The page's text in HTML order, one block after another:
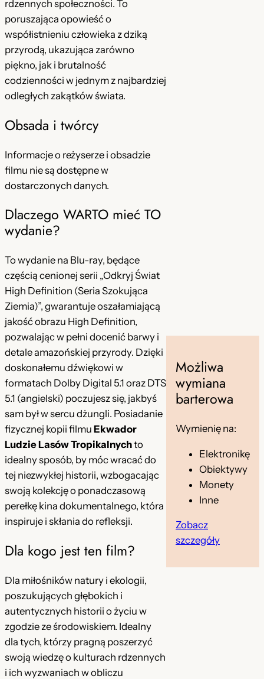
rdzennych społeczności. To
poruszająca opowieść o
współistnieniu człowieka z dziką
przyrodą, ukazująca zarówno
piękno, jak i brutalność
codzienności w jednym z najbardziej
odległych zakątków świata.
Obsada i twórcy
Informacje o reżyserze i obsadzie
filmu nie są dostępne w
dostarczonych danych.
Dlaczego WARTO mieć TO
wydanie?
To wydanie na Blu-ray, będące
częścią cenionej serii „Odkryj Świat
High Definition (Seria Szokująca
Ziemia)”, gwarantuje oszałamiającą
jakość obrazu High Definition,
pozwalając w pełni docenić barwy i
detale amazońskiej przyrody. Dzięki
doskonałemu dźwiękowi w
formatach Dolby Digital 5.1 oraz DTS
5.1 (angielski) poczujesz się, jakbyś
sam był w sercu dżungli. Posiadanie
fizycznej kopii filmu Ekwador
Ludzie Lasów Tropikalnychto
idealny sposób, by móc wracać do
tej niezwykłej historii, wzbogacając
swoją kolekcję o ponadczasową
perełkę kina dokumentalnego, która
inspiruje i skłania do refleksji.
Dla kogo jest ten film?
Dla miłośników natury i ekologii,
poszukujących głębokich i
autentycznych historii o życiu w
zgodzie ze środowiskiem. Idealny
dla tych, którzy pragną poszerzyć
swoją wiedzę o kulturach rdzennych
i ich wyzwaniach w obliczu
Możliwa
wymiana
barterowa
Wymienię na:
Elektronikę
Obiektywy
Monety
Inne
Zobacz
szczegóły